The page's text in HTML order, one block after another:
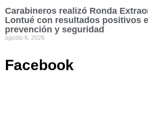
Carabineros realizó Ronda
Lontué con resultados positivos
prevención y seguridad
agosto 6, 2026
Facebook